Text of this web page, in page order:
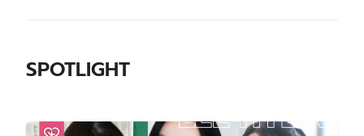
SPOTLIGHT